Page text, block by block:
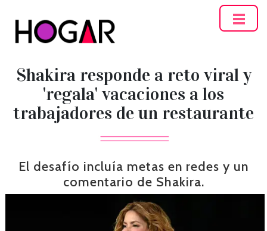
Shakira responde a reto viral y
'regala' vacaciones a los
trabajadores de un restaurante
El desafío incluía metas en redes y un
comentario de Shakira.